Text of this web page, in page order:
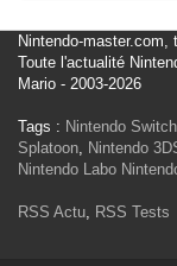
Nintendo-
Toute l'actualité
Mario - 2003-2026
Tags : Nintendo Switch
Splatoon, Nintendo
Nintendo Labo
RSS Actu, RSS Tests